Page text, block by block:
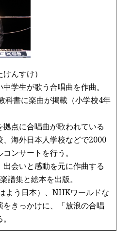
んすけ）
学生が歌う合唱曲を作曲。
科書に楽曲が掲載（小学校4年
点に合唱曲が歌われている
、海外日本人学校などで2000
ンサートを行う。
会いと感動を元に作曲する
譜集と絵本を出版。
よう日本）、NHKワールドな
をきっかけに、「放浪の合唱